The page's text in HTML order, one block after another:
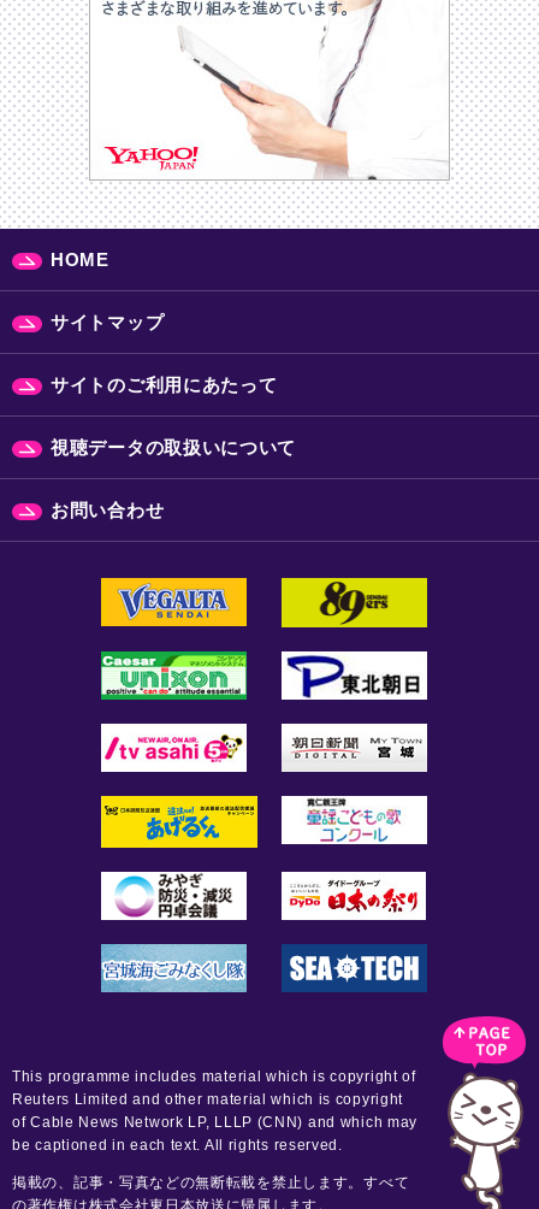
HOME
サイトマップ
サイトのご利用にあたって
視聴データの取扱いについて
お問い合わせ
This programme includes material which is copyright of
Reuters Limited and other material which is copyright
of Cable News Network LP, LLLP (CNN) and which may
be captioned in each text. All rights reserved.
掲載の、記事・写真などの無断転載を禁止します。すべて
の著作権は株式会社東日本放送に帰属します。